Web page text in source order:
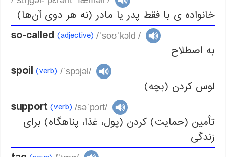
خانواده ی با فقط پدر یا مادر (نه هر دوی آن‌ها)
so-called (adjective) /ˈsoʊˈkɔld /
به اصطلاح
spoil (verb) /ˈspɔjəl/
لوس کردن (بچه)
support (verb) /səˈpɔrt/
تأمین (حمایت) کردن (پول، غذا، پناهگاه) برای
زندگی